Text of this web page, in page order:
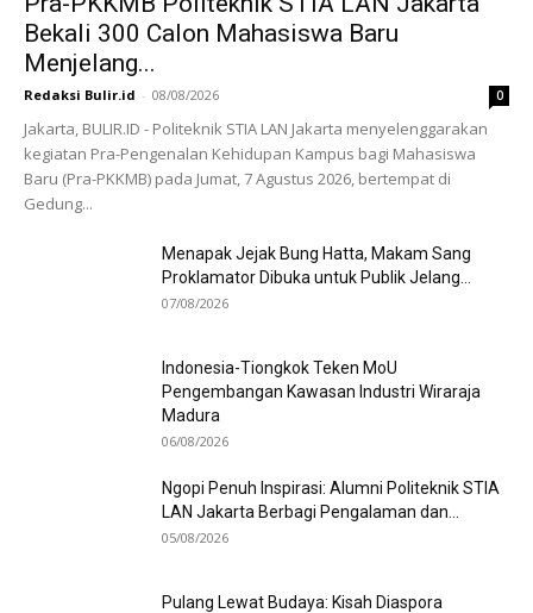
Bekali 300 Calon Mahasiswa Baru
Menjelang...
Redaksi Bulir.id - 08/08/2026 0
Jakarta, BULIR.ID - Politeknik STIA LAN Jakarta menyelenggarakan
kegiatan Pra-Pengenalan Kehidupan Kampus bagi Mahasiswa
Baru (Pra-PKKMB) pada Jumat, 7 Agustus 2026, bertempat di
Gedung...
Menapak Jejak Bung Hatta, Makam Sang
Proklamator Dibuka untuk Publik Jelang...
07/08/2026
Indonesia-Tiongkok Teken MoU
Pengembangan Kawasan Industri Wiraraja
Madura
06/08/2026
Ngopi Penuh Inspirasi: Alumni Politeknik STIA
LAN Jakarta Berbagi Pengalaman dan...
05/08/2026
Pulang Lewat Budaya: Kisah Diaspora